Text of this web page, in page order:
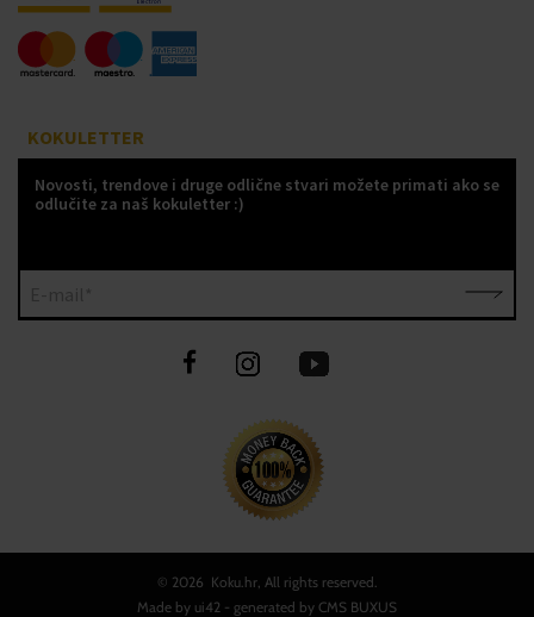
KOKULETTER
Novosti, trendove i druge odlične stvari možete primati ako se
odlučite za naš kokuletter :)
© 2026 Koku.hr, All rights reserved.
Made by ui42 - generated by CMS BUXUS